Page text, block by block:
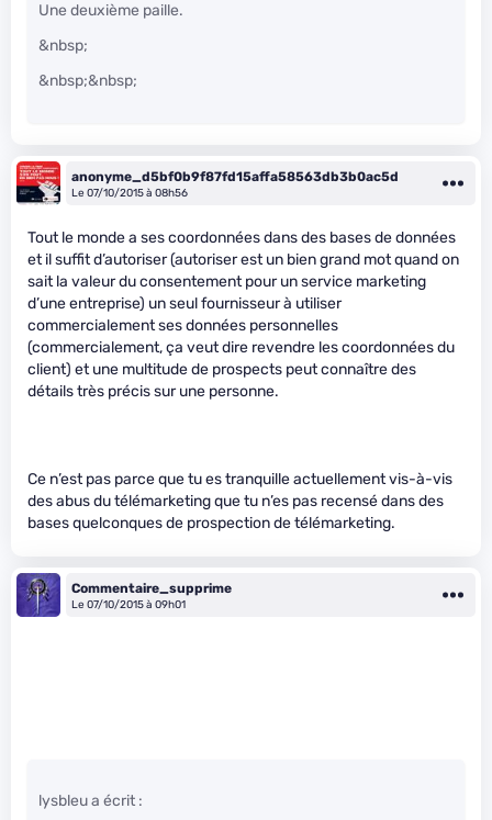
Une deuxième paille.
&nbsp;
&nbsp;&nbsp;
anonyme_d5bf0b9f87fd15affa58563db3b0ac5d
Le 07/10/2015 à 08h56
Tout le monde a ses coordonnées dans des bases de données
et il suffit d’autoriser (autoriser est un bien grand mot quand on
sait la valeur du consentement pour un service marketing
d’une entreprise) un seul fournisseur à utiliser
commercialement ses données personnelles
(commercialement, ça veut dire revendre les coordonnées du
client) et une multitude de prospects peut connaître des
détails très précis sur une personne.
Ce n’est pas parce que tu es tranquille actuellement vis-à-vis
des abus du télémarketing que tu n’es pas recensé dans des
bases quelconques de prospection de télémarketing.
Commentaire_supprime
Le 07/10/2015 à 09h01
lysbleu a écrit :